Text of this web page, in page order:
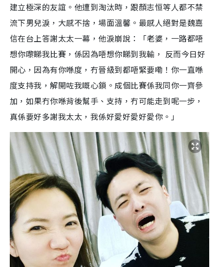
建立極深的友誼。他遭到淘汰時，跟顏志恒等人都不禁
流下男兒淚，大感不捨，場面溫馨。最感人絕對是魏嘉
信在台上答謝太太一幕，他淚崩說：「老婆，一路都唔
想你嚟睇我比賽，係因為唔想你睇到我輸， 反而今日好
開心，因為有你喺度，冇晉級到都唔緊要嘞！你一直喺
度支持我，解開咗我嘅心鎖。成個比賽係我同你一齊參
加，如果冇你喺背後幫手、支持，冇可能走到呢一步，
真係要好多謝我太太，我係好愛好愛好愛你。」